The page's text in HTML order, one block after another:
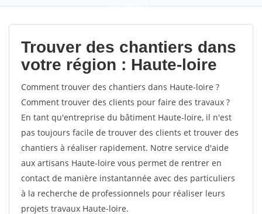
9,5(100%)79
votes
Trouver des chantiers dans
votre région : Haute-loire
Comment trouver des chantiers dans Haute-loire ?
Comment trouver des clients pour faire des travaux ?
En tant qu'entreprise du bâtiment Haute-loire, il n'est
pas toujours facile de trouver des clients et trouver des
chantiers à réaliser rapidement. Notre service d'aide
aux artisans Haute-loire vous permet de rentrer en
contact de manière instantannée avec des particuliers
à la recherche de professionnels pour réaliser leurs
projets travaux Haute-loire.